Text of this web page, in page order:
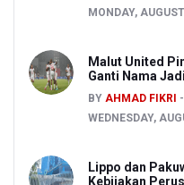
MONDAY,
Malut United
Ganti Nama
BY AHMAD FIKRI
WEDNESDAY,
Lippo dan
Kebijakan